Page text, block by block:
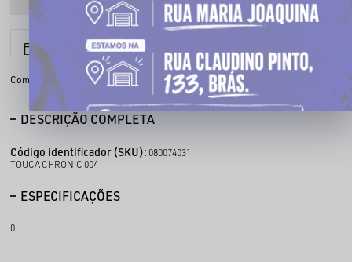
Parcele em até
Compartilhe:
DESCRIÇÃO COMPLETA
Código identificador (SKU): 080074031
TOUCA CHRONIC 004
ESPECIFICAÇÕES
0